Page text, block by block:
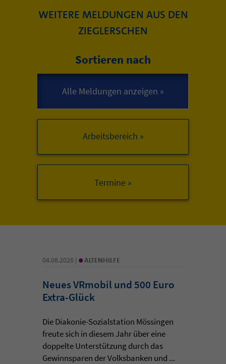
WEITERE MELDUNGEN AUS DEN
ZIEGLERSCHEN
Sortieren nach
Arbeitsbereich »
04.08.2026 | • ALTENHILFE
Neues VRmobil und 500 Euro
Extra-Glück
Die Diakonie-Sozialstation Mössingen
freute sich in diesem Jahr über eine
doppelte Unterstützung durch das
Gewinnsparen der Volksbanken und ...